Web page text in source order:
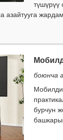
түшүрүү
азайтууга
боюнча
бурчун